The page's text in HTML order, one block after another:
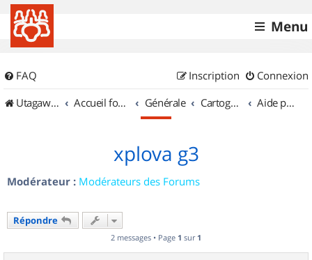
Menu
FAQ Connexion
Inscription
UtagawaVTT (Randos VTT et VTTAE avec traces GPS)
Accueil forum Générale Cartographie et GPS Aide pour l'achat d'un GPS
xplova g3
Modérateur : Modérateurs des Forums
Répondre
2 messages • Page 1 sur 1